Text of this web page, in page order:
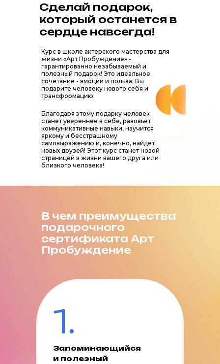
Сделай подарок,
который останется в
сердце навсегда!
Благодаря этому подарку человек
станет увереннее в себе, разовьет
коммуникативные навыки, научится
яркому и бесстрашному
самовыражению и, конечно, найдет
новых друзей! Этот курс станет новой
страницей в жизни вашего друга или
близкого человека!
Курс в школе актерского мастерства для
жизни «Арт Пробуждение» -
гарантированно незабываемый и
полезный подарок! Это идеальное
сочетание - эмоции и польза. Вы
подарите человеку нового себя и
трансформацию.
В чем преимущества
подарочного
сертификата Арт
Пробуждение
Запоминающийся
и полезный
1.